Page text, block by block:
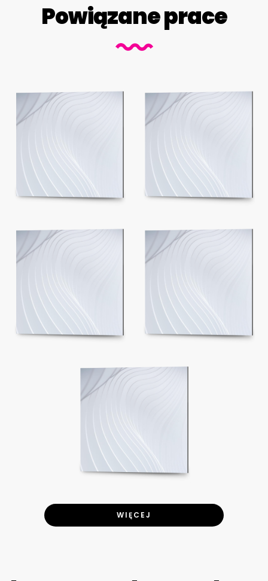
Powiązane prace
WIĘCEJ